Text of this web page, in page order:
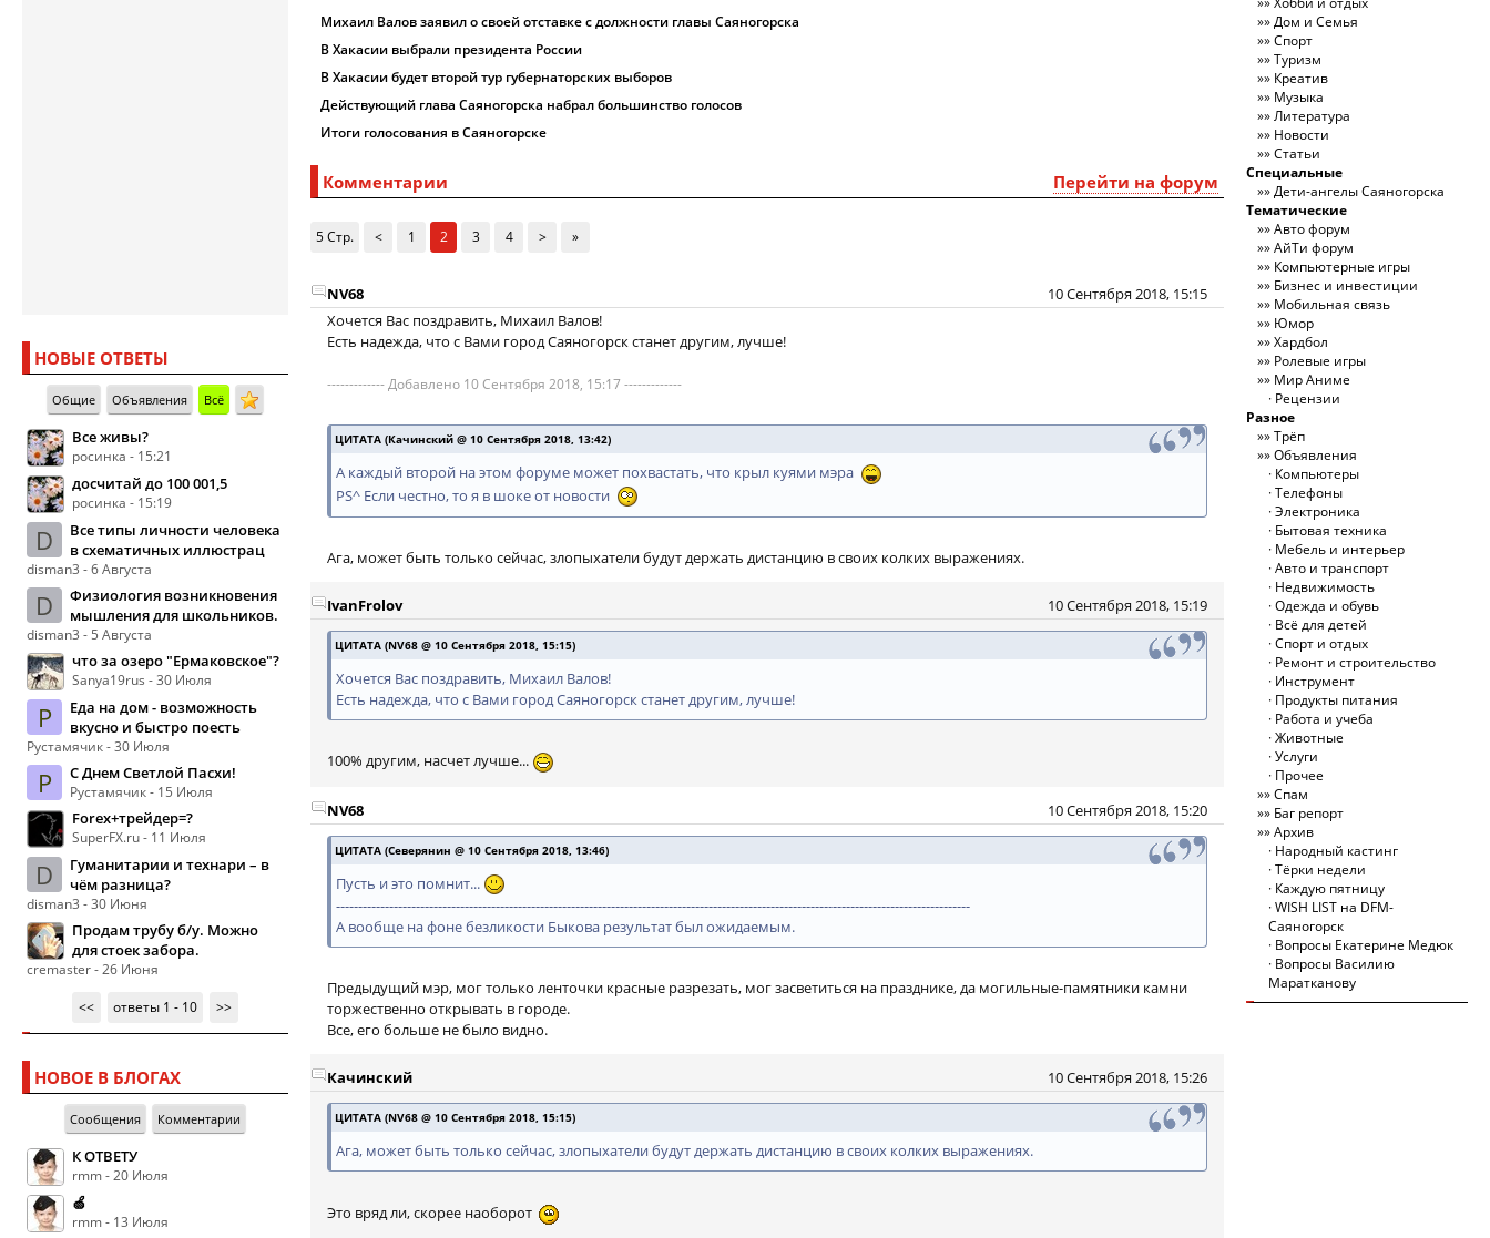
НОВЫЕ ОТВЕТЫ
Общие Объявления Всё
Все живы?
росинка - 15:21
досчитай до 100 001,5
росинка - 15:19
D
Все типы личности человека
в схематичных иллюстрац
disman3 - 6 Августа
D
Физиология возникновения
мышления для школьников.
disman3 - 5 Августа
что за озеро "Ермаковское"?
Sanya19rus - 30 Июля
Р
Еда на дом - возможность
вкусно и быстро поесть
Рустамячик - 30 Июля
Р С Днем Светлой Пасхи!
Рустамячик - 15 Июля
Forex+трейдер=?
SuperFX.ru - 11 Июля
D
Гуманитарии и технари – в
чём разница?
disman3 - 30 Июня
Продам трубу б/у. Можно
для стоек забора.
cremaster - 26 Июня
<<
ответы 1 - 10 >>
НОВОЕ В БЛОГАХ
Сообщения Комментарии
К ОТВЕТУ
rmm - 20 Июля
🍏
rmm - 13 Июля
Михаил Валов заявил о своей отставке с должности главы Саяногорска
В Хакасии выбрали президента России
В Хакасии будет второй тур губернаторских выборов
Действующий глава Саяногорска набрал большинство голосов
Итоги голосования в Саяногорске
Перейти на форум
Комментарии
5 Стр. < 1 2 3 4 > »
10 Сентября 2018, 15:15
NV68
Хочется Вас поздравить, Михаил Валов!
Есть надежда, что с Вами город Саяногорск станет другим, лучше!
------------- Добавлено 10 Сентября 2018, 15:17 -------------
ЦИТАТА (Качинский @ 10 Сентября 2018, 13:42)
А каждый второй на этом форуме может похвастать, что крыл куями мэра
PS^ Если честно, то я в шоке от новости
Ага, может быть только сейчас, злопыхатели будут держать дистанцию в своих колких выражениях.
10 Сентября 2018, 15:19
IvanFrolov
ЦИТАТА (NV68 @ 10 Сентября 2018, 15:15)
Хочется Вас поздравить, Михаил Валов!
Есть надежда, что с Вами город Саяногорск станет другим, лучше!
100% другим, насчет лучше...
10 Сентября 2018, 15:20
NV68
ЦИТАТА (Северянин @ 10 Сентября 2018, 13:46)
Пусть и это помнит...
-----------------------------------------------------------------------------------------------------------------------------------------------
А вообще на фоне безликости Быкова результат был ожидаемым.
Предыдущий мэр, мог только ленточки красные разрезать, мог засветиться на празднике, да могильные-памятники камни
торжественно открывать в городе.
Все, его больше не было видно.
10 Сентября 2018, 15:26
Качинский
ЦИТАТА (NV68 @ 10 Сентября 2018, 15:15)
Ага, может быть только сейчас, злопыхатели будут держать дистанцию в своих колких выражениях.
Это вряд ли, скорее наоборот
Дом и Семья
Спорт
Туризм
Креатив
Музыка
Литература
Новости
Статьи
Специальные
Дети-ангелы Саяногорска
Тематические
Авто форум
АйТи форум
Компьютерные игры
Бизнес и инвестиции
Мобильная связь
Юмор
Хардбол
Ролевые игры
Мир Аниме
Рецензии
Разное
Трёп
Объявления
Компьютеры
Телефоны
Электроника
Бытовая техника
Мебель и интерьер
Авто и транспорт
Недвижимость
Одежда и обувь
Всё для детей
Спорт и отдых
Ремонт и строительство
Инструмент
Продукты питания
Работа и учеба
Животные
Услуги
Прочее
Спам
Баг репорт
Архив
Народный кастинг
Тёрки недели
Каждую пятницу
WISH LIST на DFM-
Саяногорск
Вопросы Екатерине Медюк
Вопросы Василию
Маратканову